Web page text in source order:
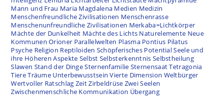
Mann und Frau Maria Magdalena Medien Medizin
Menschenfreundliche Zivilisationen Menschenrasse
Menschenunfreundliche Zivilisationen Merkaba=Lichtkörper
Mächte der Dunkelheit Mächte des Lichts Naturelemente Neue
Kommunen Orioner Parallelwelten Plasma Pontius Pilatus
Psyche Religion Reptiloiden Schöpferisches PotentialSeele und
ihre Höheren Aspekte Selbst Selbsterkenntnis Selbstheilung
Slawen Stand der DingeSternenfamilie SternensaatTetragonia
TiereTräume Unterbewusstsein Vierte Dimension Weltbürger
Wertvoller Ratschlag ZeitZirbeldrüse Zwei Seelen
Zwischenmenschliche Kommunikation Übergang